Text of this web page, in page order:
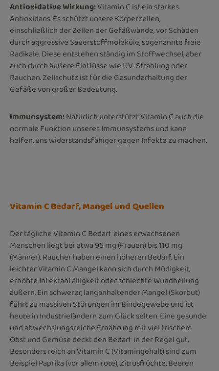
Antioxidative Wirkung:Vitamin C ist ein starkes
Antioxidans. Es schützt unsere Körperzellen,
einschließlich der Zellen der Gefäßwände, vor Schäden
durch aggressive Sauerstoffmoleküle, sogenannte freie
Radikale. Diese entstehen ständig im Stoffwechsel, aber
auch durch äußere Einflüsse wie UV-Strahlung oder
Rauchen. Zellschutz ist für die Gesunderhaltung der
Gefäße von großer Bedeutung.
Immunsystem:Natürlich unterstütztVitamin C auch die
normale Funktion unseres Immunsystems und kann
helfen, uns widerstandsfähiger gegen Infekte zu machen.
Vitamin C Bedarf, Mangel und Quellen
Der tägliche Vitamin C Bedarf eines erwachsenen
Menschen liegt bei etwa 95 mg (Frauen) bis 110 mg
(Männer). Raucher haben einen höheren Bedarf. Ein
leichterVitamin C Mangel kann sich durch Müdigkeit,
erhöhte Infektanfälligkeit oder schlechte Wundheilung
äußern. Ein schwerer, langanhaltender Mangel (Skorbut)
führt zu massiven Störungen im Bindegewebe und ist
heute in Industrieländern zum Glück selten. Eine gesunde
und abwechslungsreiche Ernährung mit viel frischem
Obst und Gemüse deckt den Bedarf in der Regel gut.
Besonders reich an Vitamin C (Vitamingehalt) sind zum
Beispiel Paprika (vor allem rote), Zitrusfrüchte, Beeren